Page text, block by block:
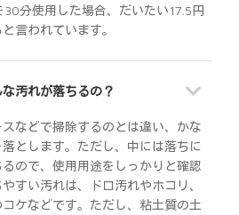
30分使用した場合、だいたい17.5円
言われています。
汚れが落ちるの？
などで掃除するのとは違い、かな
とします。ただし、中には落ちに
ので、使用用途をしっかりと確認
すい汚れは、ドロ汚れやホコリ、
ケなどです。ただし、粘土質の土